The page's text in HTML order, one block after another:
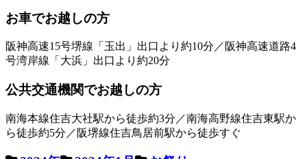
お車でお越しの方
阪神高速15号堺線「玉出」出口より約10分／阪神高速道路4
号湾岸線「大浜」出口より約20分
公共交通機関でお越しの方
南海本線住吉大社駅から徒歩約3分／南海高野線住吉東駅か
ら徒歩約5分／阪堺線住吉鳥居前駅から徒歩すぐ